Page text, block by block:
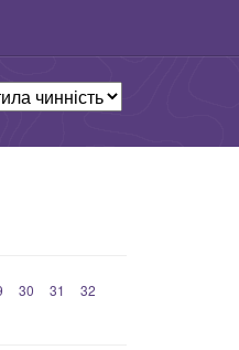
30 31
32